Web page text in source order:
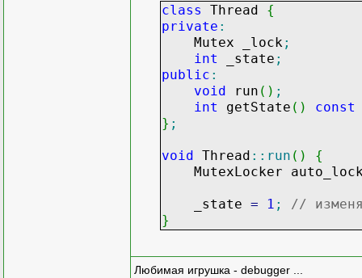
class Thread {
private :
Mutex _lock ;
int
_state ;
public :
void run ( ) ;
int
getState ( )
const
} ;
void Thread :: run ( )
{
MutexLocker
_state = 1 ;
//
}
Любимая игрушка - debugger ...